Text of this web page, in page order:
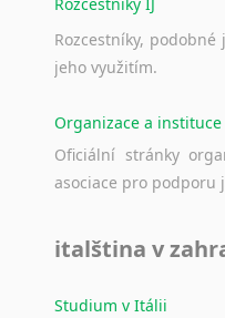
Rozcestníky, podobné
jeho využitím.
Organizace a instituce
Oficiální stránky
asociace pro podporu
italština v
Studium v Itálii